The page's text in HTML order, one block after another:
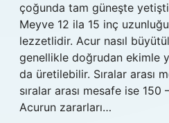
çoğunda tam güneşte
Meyve 12 ila 15 inç
lezzetlidir. Acur nasıl
genellikle doğrudan ekimle
da üretilebilir. Sıralar arası
sıralar arası mesafe ise 150
Acurun zararları…